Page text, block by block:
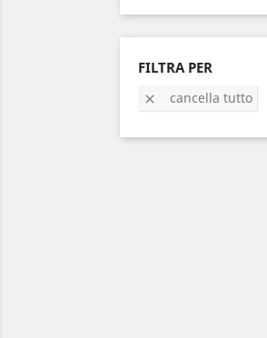
FILTRA PER
 cancella tutto